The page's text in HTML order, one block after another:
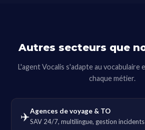
Autres secteurs que
L'agent Vocalis s'adapte au
chaque métier.
✈️Agences de voyage & TO
SAV 24/7, multilingue, gestion incidents